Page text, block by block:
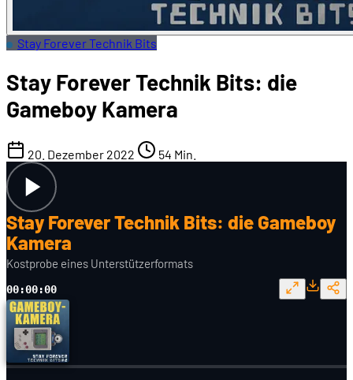
Stay Forever Technik Bits
Stay Forever Technik Bits: die
Gameboy Kamera
20. Dezember 2022 54 Min.
Stay Forever Technik Bits: die Gameboy
Kamera
Kostprobe eines Unterstützerformats
00:00:00